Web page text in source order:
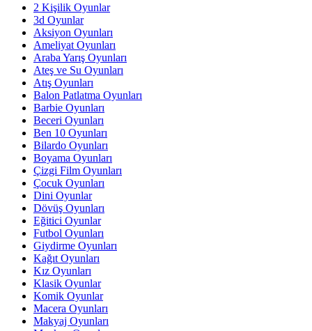
2 Kişilik Oyunlar
3d Oyunlar
Aksiyon Oyunları
Ameliyat Oyunları
Araba Yarış Oyunları
Ateş ve Su Oyunları
Atış Oyunları
Balon Patlatma Oyunları
Barbie Oyunları
Beceri Oyunları
Ben 10 Oyunları
Bilardo Oyunları
Boyama Oyunları
Çizgi Film Oyunları
Çocuk Oyunları
Dini Oyunlar
Dövüş Oyunları
Eğitici Oyunlar
Futbol Oyunları
Giydirme Oyunları
Kağıt Oyunları
Kız Oyunları
Klasik Oyunlar
Komik Oyunlar
Macera Oyunları
Makyaj Oyunları